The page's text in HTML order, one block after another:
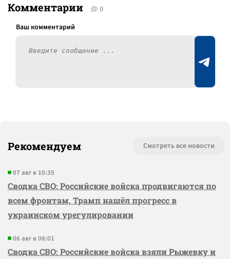
Комментарии 0
Рекомендуем Смотреть все новости
07 авг в 10:35
Сводка СВО: Российские войска продвигаются по
всем фронтам, Трамп нашёл прогресс в
украинском урегулировании
06 авг в 08:01
Сводка СВО: Российские войска взяли Рыжевку и